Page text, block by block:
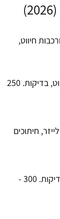
חיווט,
מקלדת + ממסר, חיווט, בדיקות. 250
חיתוכים
פירוק ישן, התקנה חדשה, בדיקות. 300 -